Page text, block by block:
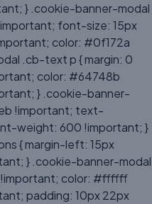
} .cookie-banner-modal
font-size: 15px
color: #0f172a
.cb-text p { margin: 0
color: #64748b
} .cookie-banner-
!important; text-
weight: 600 !important; }
{ margin-left: 15px
} .cookie-banner-modal
color: #ffffff
padding: 10px 22px